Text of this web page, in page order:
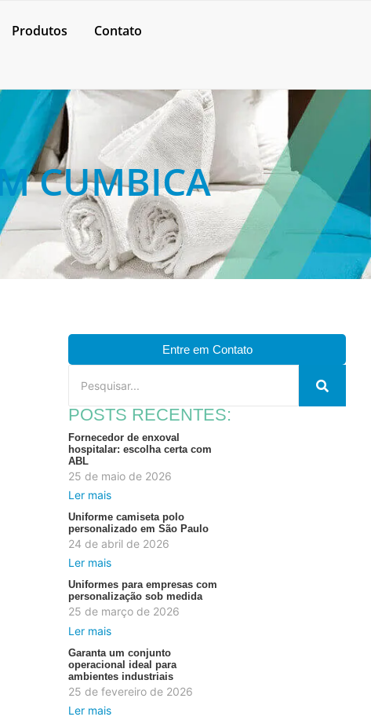
Produtos Contato
CUMBICA
Entre em Contato
POSTS RECENTES:
Fornecedor de enxoval
hospitalar: escolha certa com
ABL
25 de maio de 2026
Ler mais
Uniforme camiseta polo
personalizado em São Paulo
24 de abril de 2026
Ler mais
Uniformes para empresas com
personalização sob medida
25 de março de 2026
Ler mais
Garanta um conjunto
operacional ideal para
ambientes industriais
25 de fevereiro de 2026
Ler mais